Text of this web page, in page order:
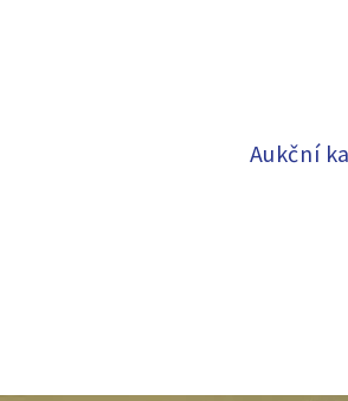
Aukční